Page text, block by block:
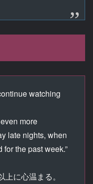
watching
more
late nights, when
the past week.”
に心温まる。